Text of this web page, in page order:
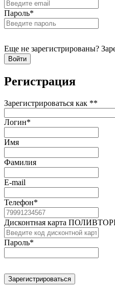
Пароль*
Еще не зарегистрированы?
Регистрация
Зарегистрироваться как **
Логин*
Имя
Фамилия
E-mail
Телефон*
Дисконтная карта
Пароль*